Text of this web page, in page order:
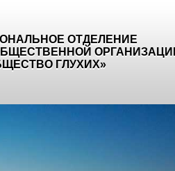
ОТДЕЛЕНИЕ
ГЛУХИХ»